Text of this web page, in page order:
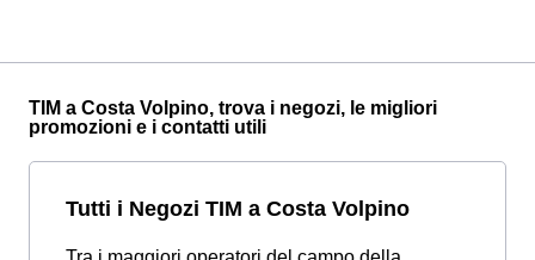
TIM a Costa Volpino, trova i negozi, le migliori
promozioni e i contatti utili
Tutti i Negozi TIM a Costa Volpino